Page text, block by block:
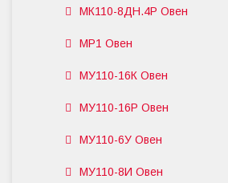
МК110-8ДН.4Р Овен
МР1 Овен
МУ110-16К Овен
МУ110-16Р Овен
МУ110-6У Овен
МУ110-8И Овен